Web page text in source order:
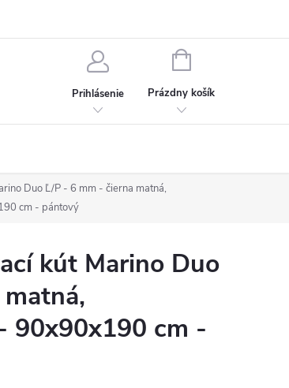
údajov
Prihlásenie
NÁKUPNÝ
Prázdny košík
Duo Ľ/P - 6 mm - čierna matná,
cm - pántový
kút Marino Duo
90x90x190 cm -